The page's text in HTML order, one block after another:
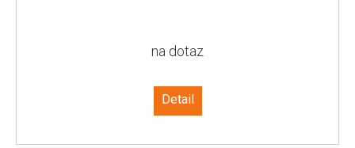
na dotaz
Detail